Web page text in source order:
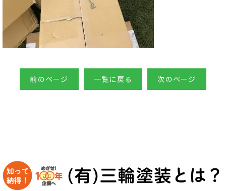
前のページ 一覧に戻る 次のページ